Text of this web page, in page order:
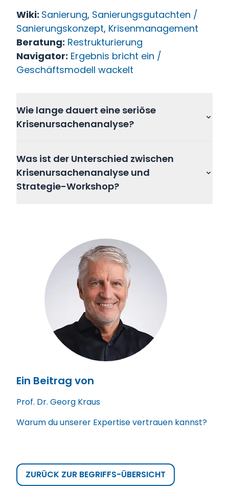
Wiki: Sanierung, Sanierungsgutachten /
Sanierungskonzept, Krisenmanagement
Beratung: Restrukturierung
Navigator: Ergebnis bricht ein /
Geschäftsmodell wackelt
Wie lange dauert eine seriöse
Krisenursachenanalyse?
Wochen. Kürzer ist möglich, wenn
die Lage akut ist – dann arbeitet die
Diagnose parallel zu ersten
Stabilisierungsmaßnahmen. Länger
das Handeln zu blockieren.
Was ist der Unterschied zwischen
Krisenursachenanalyse und
Strategie-Workshop?
Krisenursachenanalyse arbeitet an
der Frage „Warum sind wir, wo wir
sind?". Beides braucht eine Krise –
aber in unterschiedlicher
Reihenfolge. Wer mit der Strategie
beginnt, ohne die Ursachen zu
verstehen, baut auf Annahmen, die
ihn in die Krise gebracht haben.
Ein Beitrag von
Prof. Dr. Georg Kraus
Warum du unserer Expertise vertrauen kannst?
ZURÜCK ZUR BEGRIFFS-ÜBERSICHT